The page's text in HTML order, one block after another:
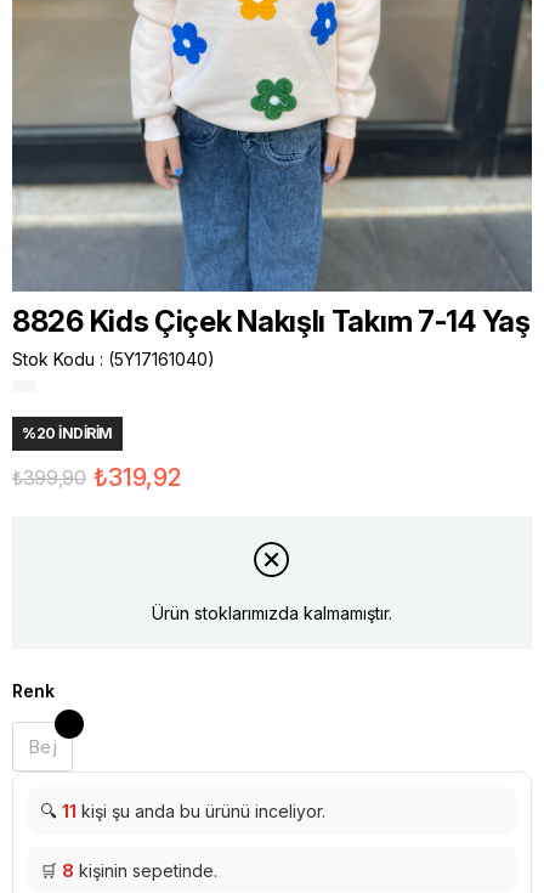
8826 Kids Çiçek Nakışlı Takım 7-14 Yaş
Stok Kodu (5Y17161040)
%20 İNDIRIM
₺399,90 ₺319,92
Ürün stoklarımızda kalmamıştır.
Renk
Bej
🔍 11 kişi şu anda bu ürünü inceliyor.
🛒 8 kişinin sepetinde.